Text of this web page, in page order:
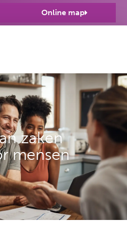
Online map
zaken
mensen